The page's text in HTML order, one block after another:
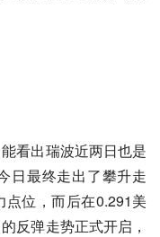
看出瑞波近两日也是
日最终走出了攀升走
位，而后在0.291美
反弹走势正式开启，